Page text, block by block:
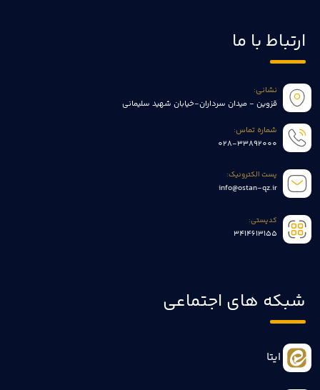
ارتباط با ما
نشانی:
قزوین - میدان سرداران-خیابان شهید سلیمانی
شماره تماس:
028-33892000
پست الکترونیک:
info@ostan-qz.ir
کدپستی:
3414613155
شبکه های اجتماعی
ایتا